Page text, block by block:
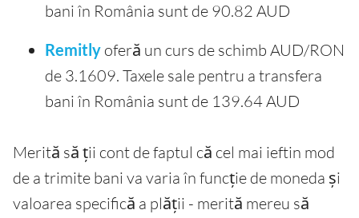
bani în România sunt de 90.82 AUD
Remitly oferă un curs de schimb AUD/RON
de 3.1609. Taxele sale pentru a transfera
bani în România sunt de 139.64 AUD
Merită să ții cont de faptul că cel mai ieftin mod
de a trimite bani va varia în funcție de moneda și
valoarea specifică a plății - merită mereu să